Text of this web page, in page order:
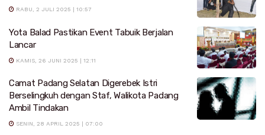
RABU, 2 JULI 2025 | 10:57
Yota Balad Pastikan Event Tabuik Berjalan
Lancar
KAMIS, 26 JUNI 2025 | 12:11
Camat Padang Selatan Digerebek Istri
Berselingkuh dengan Staf, Walikota Padang
Ambil Tindakan
SENIN, 28 APRIL 2025 | 07:00